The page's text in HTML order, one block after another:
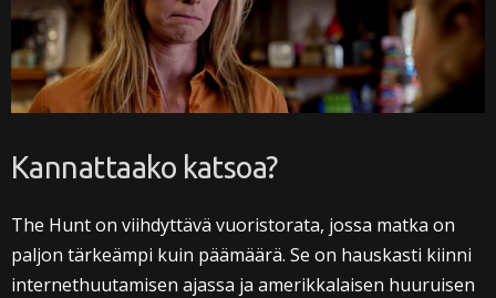
Kannattaako katsoa?
The Hunt on viihdyttävä vuoristorata, jossa matka on
paljon tärkeämpi kuin päämäärä. Se on hauskasti kiinni
internethuutamisen ajassa ja amerikkalaisen huuruisen